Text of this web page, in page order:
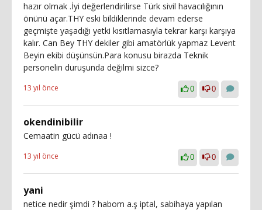
hazır olmak .İyi değerlendirilirse Türk sivil havacılığının
önünü açar.THY eski bildiklerinde devam ederse
geçmişte yaşadığı yetki kısıtlamasıyla tekrar karşı karşıya
kalır. Can Bey THY dekiler gibi amatörlük yapmaz Levent
Beyin ekibi düşünsün.Para konusu birazda Teknik
personelin duruşunda değilmi sizce?
13 yıl önce 0 0
okendinibilir
Cemaatin gücü adınaa !
13 yıl önce 0 0
yani
netice nedir şimdi ? habom a.ş iptal, sabihaya yapılan